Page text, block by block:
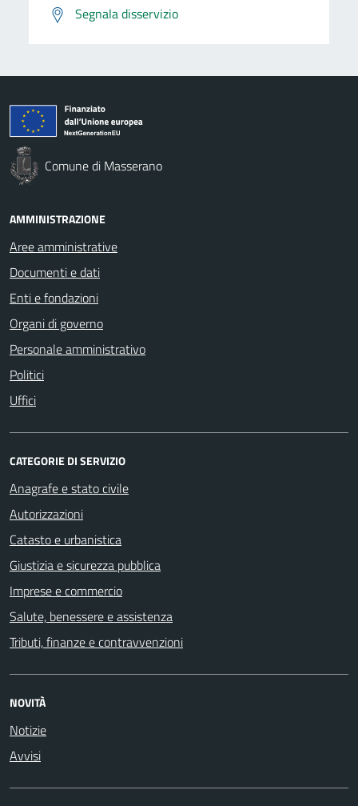
Segnala disservizio
Comune di Masserano
AMMINISTRAZIONE
Aree amministrative
Documenti e dati
Enti e fondazioni
Organi di governo
Personale amministrativo
Politici
Uffici
CATEGORIE DI SERVIZIO
Anagrafe e stato civile
Autorizzazioni
Catasto e urbanistica
Giustizia e sicurezza pubblica
Imprese e commercio
Salute, benessere e assistenza
Tributi, finanze e contravvenzioni
NOVITÀ
Notizie
Avvisi